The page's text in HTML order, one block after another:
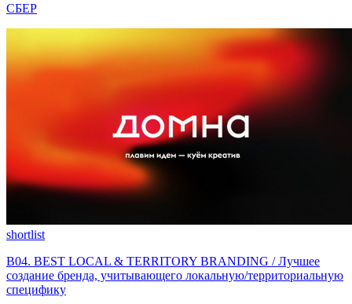
СБЕР
shortlist
B04. BEST LOCAL & TERRITORY BRANDING / Лучшее
создание бренда, учитывающего локальную/территориальную
специфику